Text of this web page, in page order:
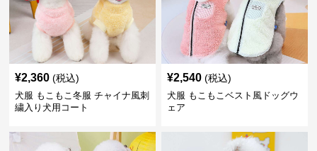
¥2,360 (税込)
犬服 もこもこ冬服 チャイナ風刺
繍入り犬用コート
¥2,540 (税込)
犬服 もこもこベスト風ドッグウ
ェア